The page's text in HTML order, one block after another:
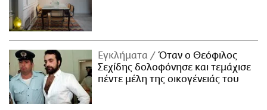
Εγκλήματα
Όταν ο Θεόφιλος
Σεχίδης δολοφόνησε και τεμάχισε
πέντε μέλη της οικογένειάς του